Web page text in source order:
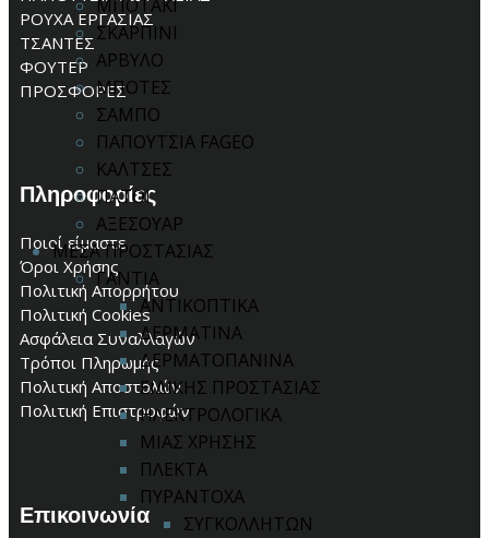
ΜΠΟΤΑΚΙ
ΣΚΑΡΠΙΝΙ
ΑΡΒΥΛΟ
ΜΠΟΤΕΣ
ΣΑΜΠΟ
ΠΑΠΟΥΤΣΙΑ FAGEO
ΚΑΛΤΣΕΣ
ΠΑΤΟΙ
ΑΞΕΣΟΥΑΡ
ΜΕΣΑ ΠΡΟΣΤΑΣΙΑΣ
ΓΑΝΤΙΑ
ΑΝΤΙΚΟΠΤΙΚΑ
ΔΕΡΜΑΤΙΝΑ
ΔΕΡΜΑΤΟΠΑΝΙΝΑ
ΕΙΔΙΚΗΣ ΠΡΟΣΤΑΣΙΑΣ
ΗΛΕΚΤΡΟΛΟΓΙΚΑ
ΜΙΑΣ ΧΡΗΣΗΣ
ΠΛΕΚΤΑ
ΠΥΡΑΝΤΟΧΑ
ΣΥΓΚΟΛΛΗΤΩΝ
ΡΟΥΧΑ ΕΡΓΑΣΙΑΣ
ΤΣΑΝΤΕΣ
ΦΟΥΤΕΡ
ΠΡΟΣΦΟΡΕΣ
Πληροφορίες
Ποιοί είμαστε
Όροι Χρήσης
Πολιτική Απορρήτου
Πολιτική Cookies
Ασφάλεια Συναλλαγών
Τρόποι Πληρωμής
Πολιτική Αποστολών
Πολιτική Επιστροφών
Επικοινωνία